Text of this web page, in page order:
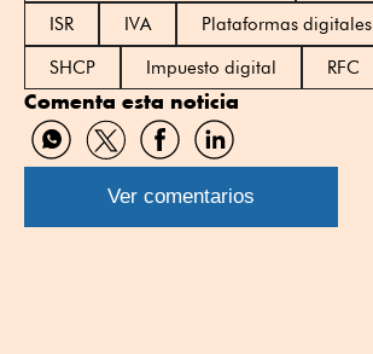
ISR IVA Plataformas digitales
SHCP
Impuesto digital RFC
Comenta esta noticia
Compartir
por
WhatsApp
Compartir
por
Twitter
Compartir
por
Facebook
Compartir
por
Linkedin
Ver comentarios